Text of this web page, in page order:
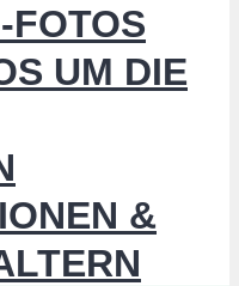
FOTOS
UM DIE
&